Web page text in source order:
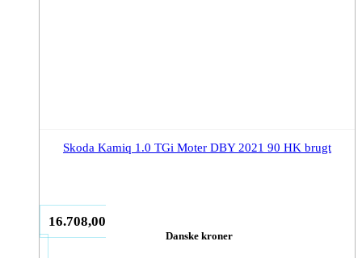
Skoda Kamiq 1.0 TGi Moter DBY 2021 90 HK brugt
16.708,00
Danske kroner